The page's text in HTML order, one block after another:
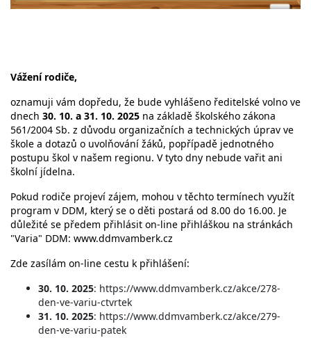
Vážení rodiče,
oznamuji vám dopředu, že bude vyhlášeno ředitelské volno ve
dnech 30. 10. a 31. 10. 2025 na základě školského zákona
561/2004 Sb. z důvodu organizačních a technických úprav ve
škole a dotazů o uvolňování žáků, popřípadě jednotného
postupu škol v našem regionu. V tyto dny nebude vařit ani
školní jídelna.
Pokud rodiče projeví zájem, mohou v těchto termínech využít
program v DDM, který se o děti postará od 8.00 do 16.00. Je
důležité se předem přihlásit on-line přihláškou na stránkách
"Varia" DDM: www.ddmvamberk.cz
Zde zasílám on-line cestu k přihlášení:
30. 10. 2025: https://www.ddmvamberk.cz/akce/278-
den-ve-variu-ctvrtek
31. 10. 2025: https://www.ddmvamberk.cz/akce/279-
den-ve-variu-patek